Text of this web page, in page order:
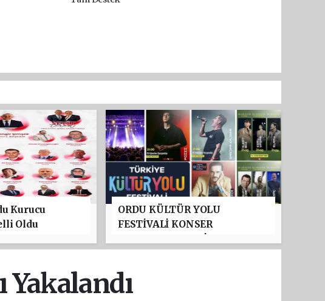
Kurucu
Oldu
ORDU KÜLTÜR YOLU
FESTİVALİ KONSER
TAYFUN GÜRSOY PARKI'NDA
Yakalandı